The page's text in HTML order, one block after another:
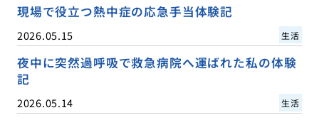
現場で役立つ熱中症の応急手当体験記
2026.05.15 生活
夜中に突然過呼吸で救急病院へ運ばれた私の体験
記
2026.05.14 生活